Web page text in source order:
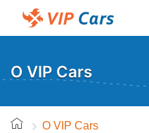
O VIP Cars
O VIP Cars